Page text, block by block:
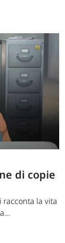
di copie
racconta la vita